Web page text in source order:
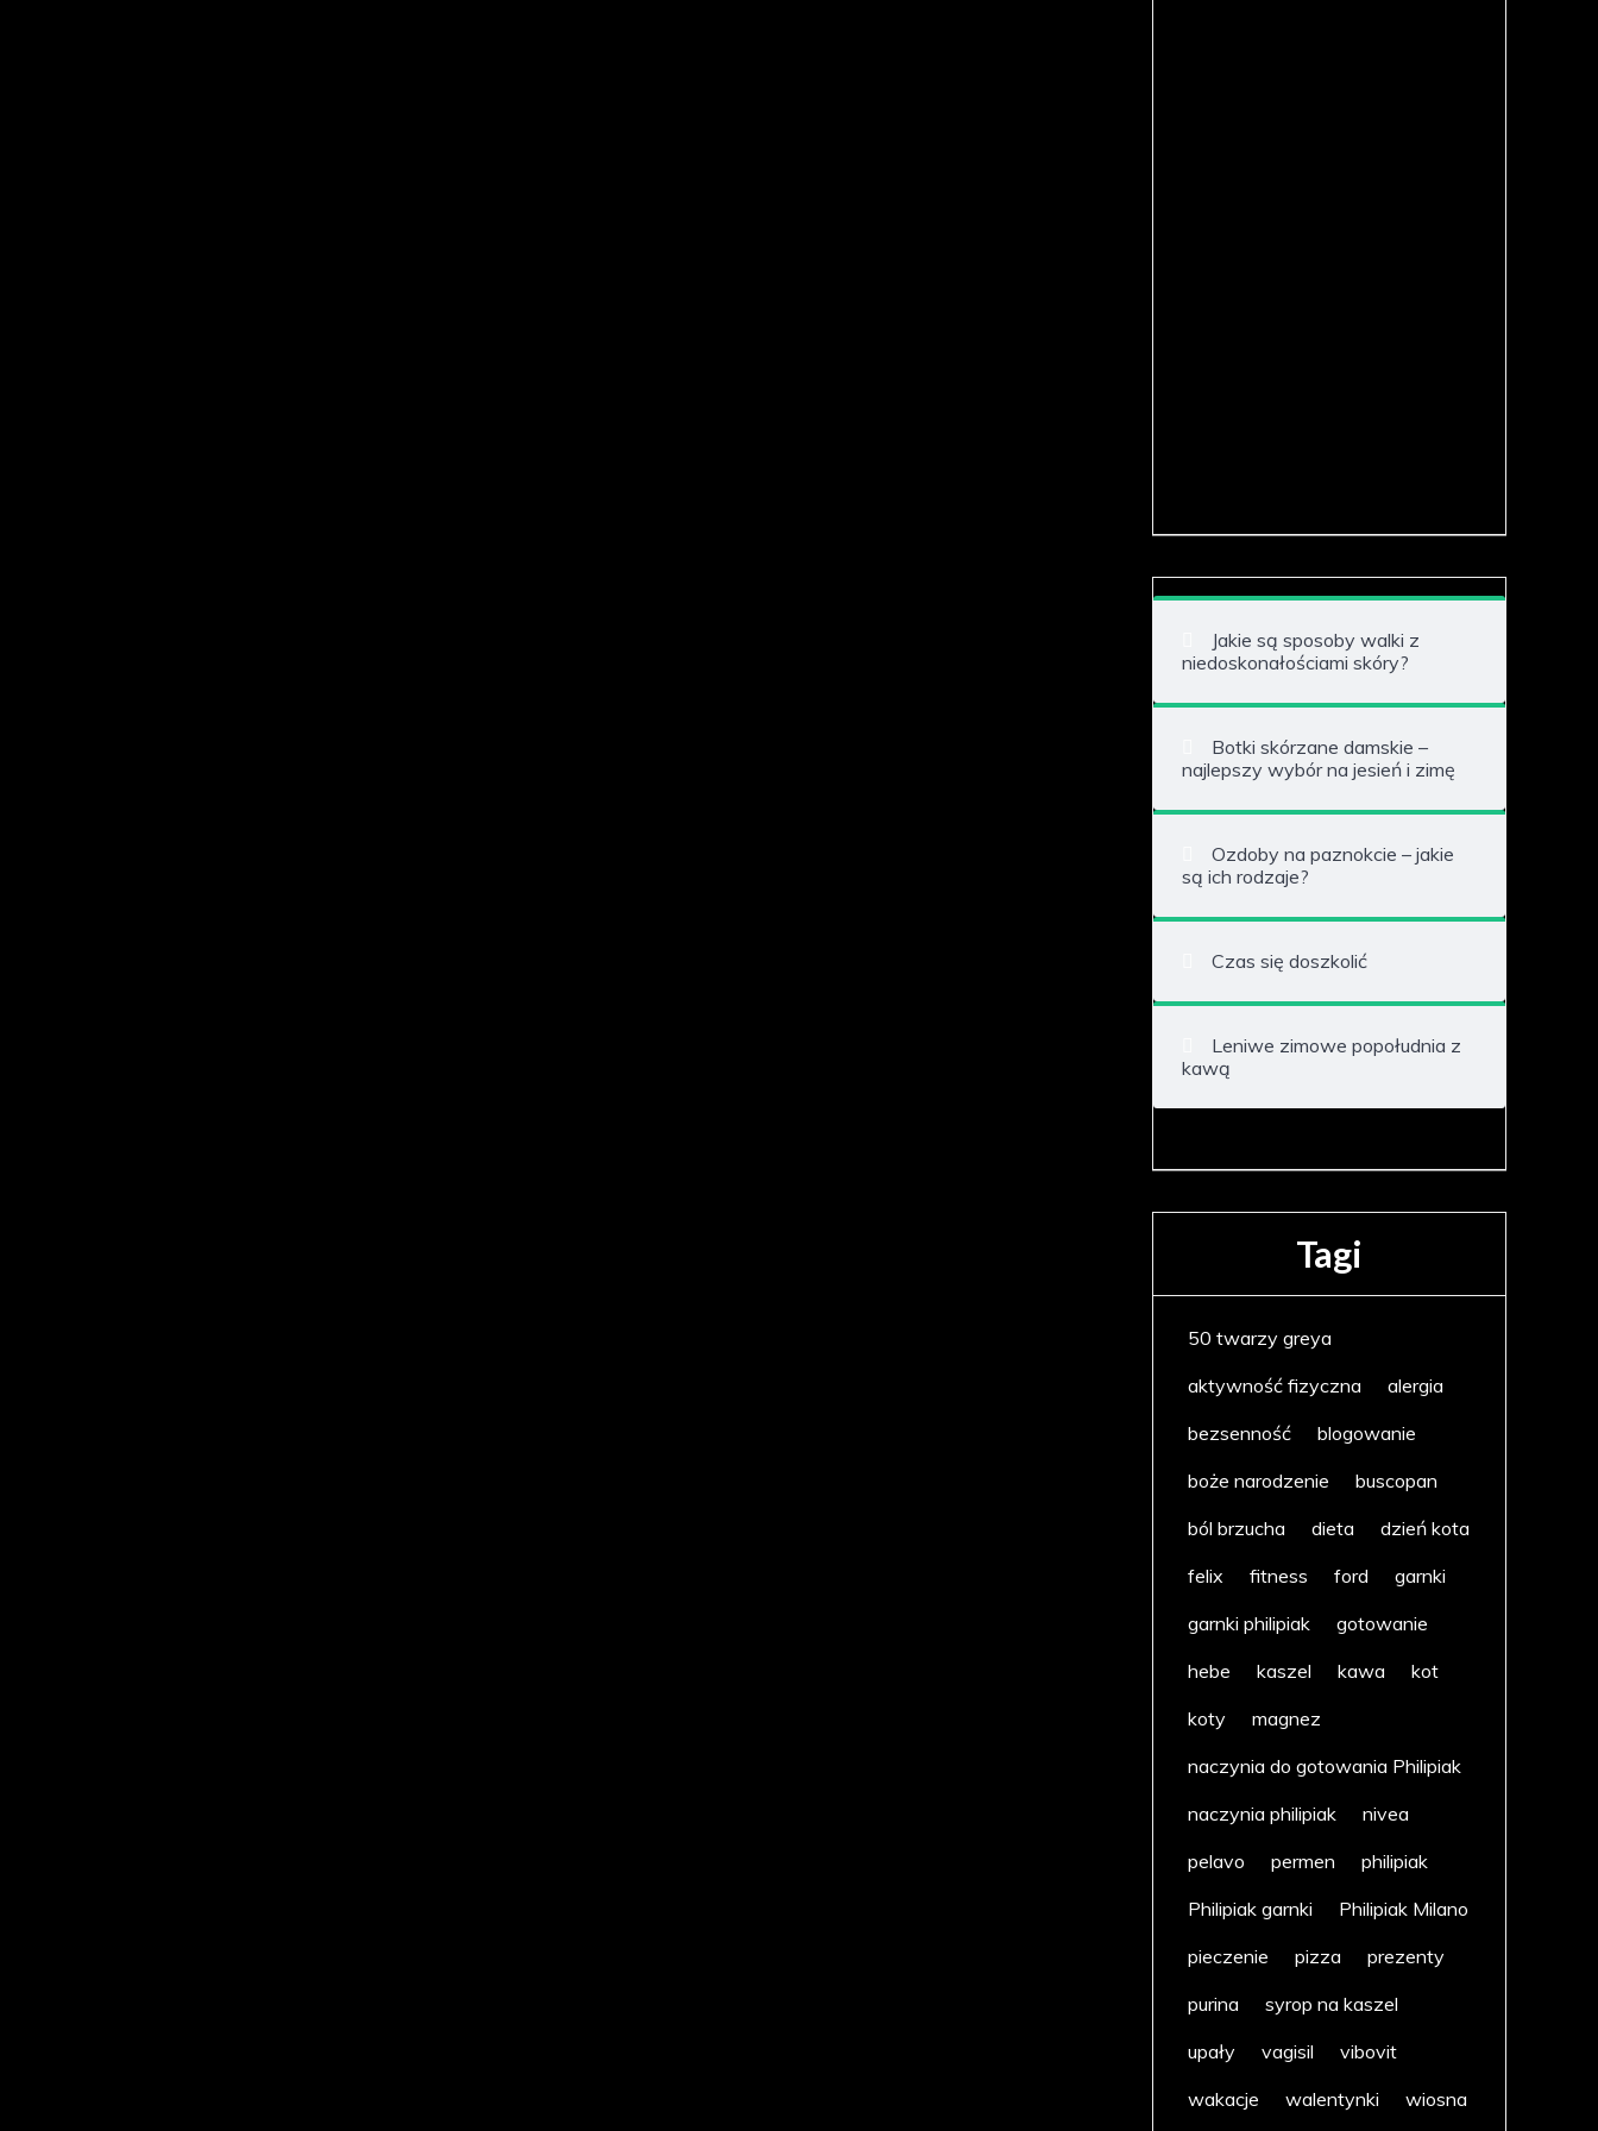
Jakie są sposoby walki z
niedoskonałościami skóry?
Botki skórzane damskie –
najlepszy wybór na jesień i zimę
Ozdoby na paznokcie – jakie
są ich rodzaje?
Czas się doszkolić
Leniwe zimowe popołudnia z
kawą
Tagi
50 twarzy greya
aktywność fizyczna
alergia
bezsenność
blogowanie
boże narodzenie
buscopan
ból brzucha
dieta
dzień kota
felix
fitness ford
garnki
garnki philipiak
gotowanie
hebe
kaszel kawa
kot
koty
magnez
naczynia do gotowania Philipiak
naczynia philipiak
nivea
pelavo
permen
philipiak
Philipiak garnki
Philipiak Milano
pieczenie
pizza
prezenty
purina
syrop na kaszel
upały
vagisil
vibovit
wakacje
walentynki wiosna